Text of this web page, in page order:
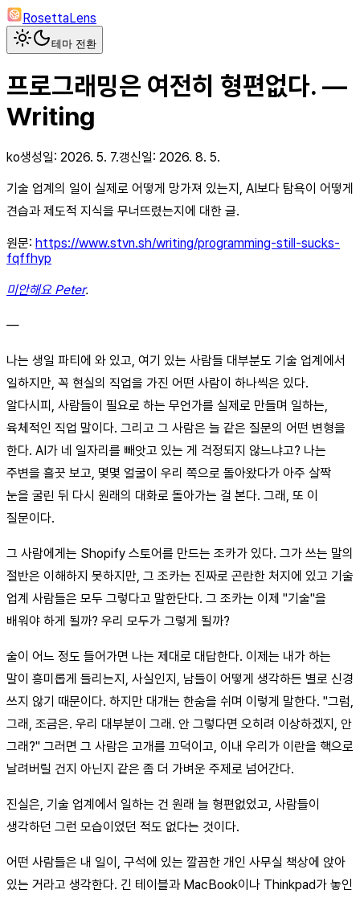
RosettaLens
테마 전환
프로그래밍은 여전히 형편없다. —
Writing
ko생성일: 2026. 5. 7.갱신일: 2026. 8. 5.
기술 업계의 일이 실제로 어떻게 망가져 있는지, AI보다 탐욕이 어떻게
견습과 제도적 지식을 무너뜨렸는지에 대한 글.
원문: https://www.stvn.sh/writing/programming-still-sucks-
fqffhyp
미안해요 Peter.
—
나는 생일 파티에 와 있고, 여기 있는 사람들 대부분도 기술 업계에서
일하지만, 꼭 현실의 직업을 가진 어떤 사람이 하나씩은 있다.
알다시피, 사람들이 필요로 하는 무언가를 실제로 만들며 일하는,
육체적인 직업 말이다. 그리고 그 사람은 늘 같은 질문의 어떤 변형을
한다. AI가 네 일자리를 빼앗고 있는 게 걱정되지 않느냐고? 나는
주변을 흘끗 보고, 몇몇 얼굴이 우리 쪽으로 돌아왔다가 아주 살짝
눈을 굴린 뒤 다시 원래의 대화로 돌아가는 걸 본다. 그래, 또 이
질문이다.
그 사람에게는 Shopify 스토어를 만드는 조카가 있다. 그가 쓰는 말의
절반은 이해하지 못하지만, 그 조카는 진짜로 곤란한 처지에 있고 기술
업계 사람들은 모두 그렇다고 말한단다. 그 조카는 이제 "기술"을
배워야 하게 될까? 우리 모두가 그렇게 될까?
술이 어느 정도 들어가면 나는 제대로 대답한다. 이제는 내가 하는
말이 흥미롭게 들리는지, 사실인지, 남들이 어떻게 생각하든 별로 신경
쓰지 않기 때문이다. 하지만 대개는 한숨을 쉬며 이렇게 말한다. "그럼,
그래, 조금은. 우리 대부분이 그래. 안 그렇다면 오히려 이상하겠지, 안
그래?" 그러면 그 사람은 고개를 끄덕이고, 이내 우리가 이란을 핵으로
날려버릴 건지 아닌지 같은 좀 더 가벼운 주제로 넘어간다.
진실은, 기술 업계에서 일하는 건 원래 늘 형편없었고, 사람들이
생각하던 그런 모습이었던 적도 없다는 것이다.
어떤 사람들은 내 일이, 구석에 있는 깔끔한 개인 사무실 책상에 앉아
있는 거라고 생각한다. 긴 테이블과 MacBook이나 Thinkpad가 놓인